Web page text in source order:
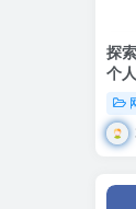
探
个